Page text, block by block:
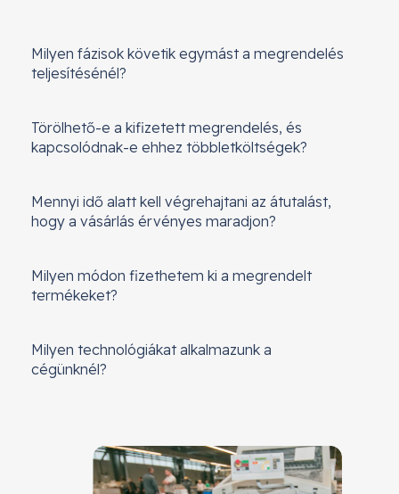
Milyen fázisok követik egymást a megrendelés
teljesítésénél?
Törölhető-e a kifizetett megrendelés, és
kapcsolódnak-e ehhez többletköltségek?
Mennyi idő alatt kell végrehajtani az átutalást,
hogy a vásárlás érvényes maradjon?
Milyen módon fizethetem ki a megrendelt
termékeket?
Milyen technológiákat alkalmazunk a
cégünknél?